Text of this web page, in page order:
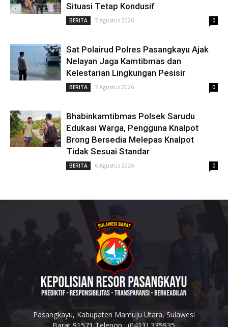
Situasi Tetap Kondusif
BERITA 7 Agustus 2026 0
Sat Polairud Polres Pasangkayu Ajak
Nelayan Jaga Kamtibmas dan
Kelestarian Lingkungan Pesisir
BERITA 7 Agustus 2026 0
Bhabinkamtibmas Polsek Sarudu
Edukasi Warga, Pengguna Knalpot
Brong Bersedia Melepas Knalpot
Tidak Sesuai Standar
BERITA 6 Agustus 2026 0
Pasangkayu, Kabupaten Mamuju Utara, Sulawesi